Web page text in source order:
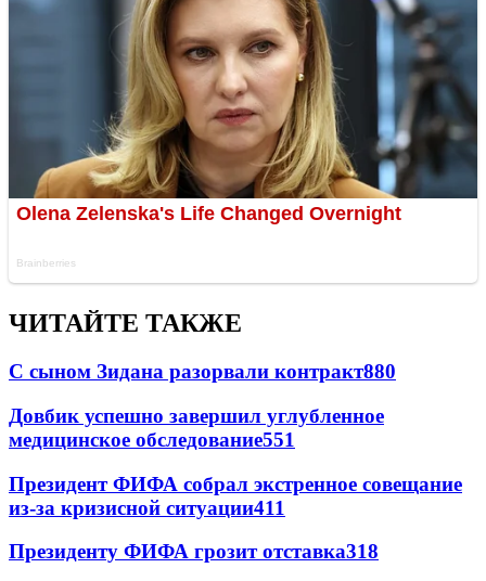
ЧИТАЙТЕ ТАКЖЕ
С сыном Зидана разорвали контракт880
Довбик успешно завершил углубленное
медицинское обследование551
Президент ФИФА собрал экстренное совещание
из-за кризисной ситуации411
Президенту ФИФА грозит отставка318